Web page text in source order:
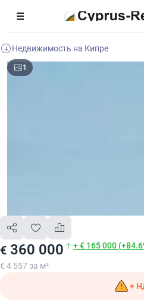
Недвижимость на Кипре
1
€ 360 000 + € 165 000
€ 4 557 за м²
+